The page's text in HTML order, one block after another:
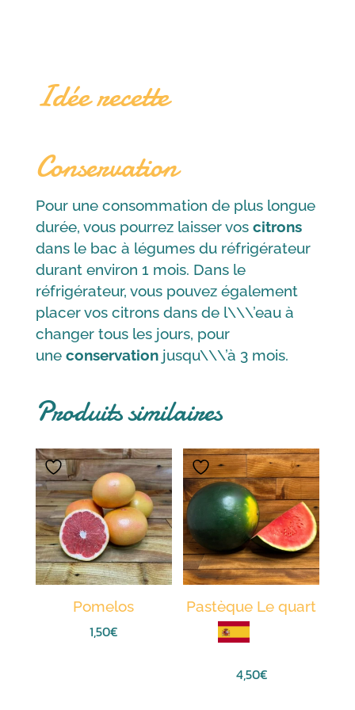
Idée recette
Conservation
Pour une consommation de plus longue
durée, vous pourrez laisser vos citrons
dans le bac à légumes du réfrigérateur
durant environ 1 mois. Dans le
réfrigérateur, vous pouvez également
placer vos citrons dans de l\\\’eau à
changer tous les jours, pour
une conservationjusqu\\\’à 3 mois.
Produits similaires
Pomelos
1,50€
Pastèque Le quart
4,50€